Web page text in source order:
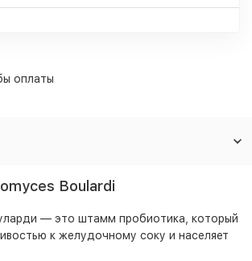
оплаты
Boulardi
— это штамм пробиотика, который
к желудочному соку и населяет